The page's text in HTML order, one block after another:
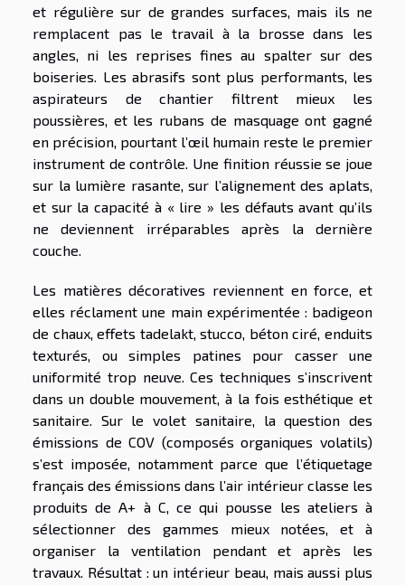
et régulière sur de grandes surfaces, mais ils ne
remplacent pas le travail à la brosse dans les
angles, ni les reprises fines au spalter sur des
boiseries. Les abrasifs sont plus performants, les
aspirateurs de chantier filtrent mieux les
poussières, et les rubans de masquage ont gagné
en précision, pourtant l’œil humain reste le premier
instrument de contrôle. Une finition réussie se joue
sur la lumière rasante, sur l’alignement des aplats,
et sur la capacité à « lire » les défauts avant qu’ils
ne deviennent irréparables après la dernière
couche.
Les matières décoratives reviennent en force, et
elles réclament une main expérimentée : badigeon
de chaux, effets tadelakt, stucco, béton ciré, enduits
texturés, ou simples patines pour casser une
uniformité trop neuve. Ces techniques s’inscrivent
dans un double mouvement, à la fois esthétique et
sanitaire. Sur le volet sanitaire, la question des
émissions de COV (composés organiques volatils)
s’est imposée, notamment parce que l’étiquetage
français des émissions dans l’air intérieur classe les
produits de A+ à C, ce qui pousse les ateliers à
sélectionner des gammes mieux notées, et à
organiser la ventilation pendant et après les
travaux. Résultat : un intérieur beau, mais aussi plus